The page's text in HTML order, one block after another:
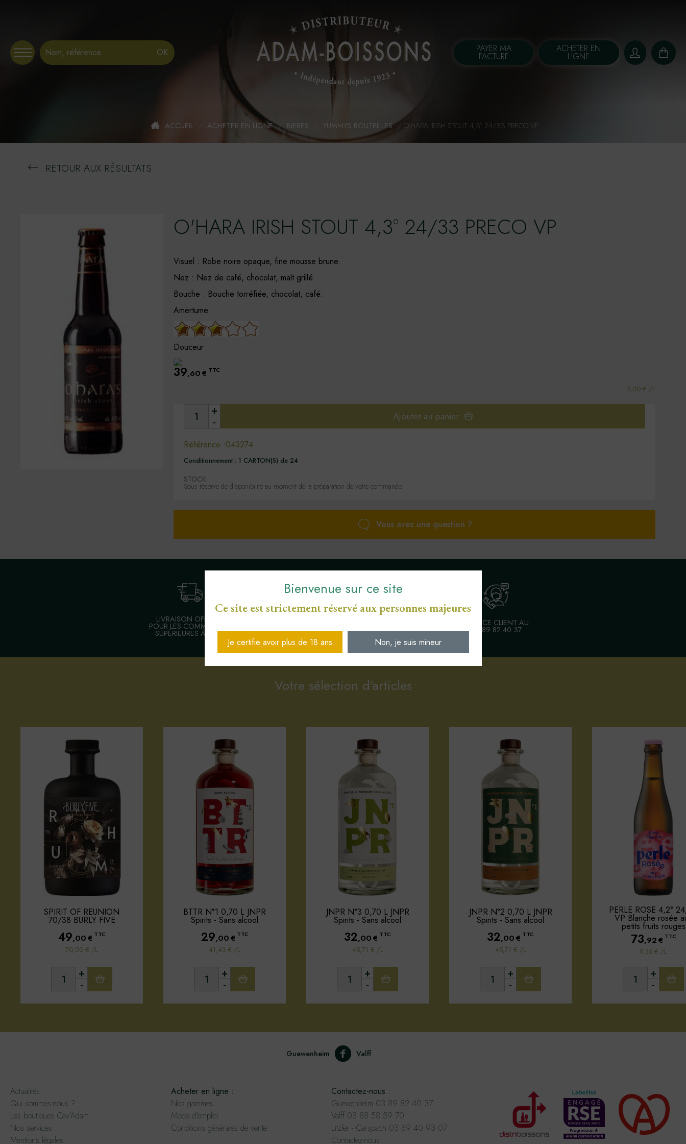
PAYER MA
FACTURE
ACHETER EN
LIGNE
ACCUEIL ACHETER EN LIGNE / BIERES YUMMYS BOUTEILLES / O'HARA IRISH STOUT 4,3° 24/33 PRECO VP
RETOUR AUX RÉSULTATS
O'HARA IRISH STOUT 4,3° 24/33 PRECO VP
Visuel : Robe noire opaque, fine mousse brune.
Nez : Nez de café, chocolat, malt grillé.
Bouche : Bouche torréfiée, chocolat, café.
Amertume
Douceur
39,60€ TTC
5,00 € /L
-
+ Ajouter au panier
Référence :043274
Conditionnement : 1 CARTON(S) de 24
STOCK
Sous réserve de disponibilité au moment de la préparation de votre commande.
Vous avez une question ?
LIVRAISON OFFERTE
POUR LES COMMANDES
SUPÉRIEURES À 30 € DE PROXIMITÉ
SERVICE CLIENT AU
03 89 82 40 37
Votre sélection d'articles
SPIRIT OF REUNION
70/38 BURLY FIVE
49,00€ TTC
70,00 € /L
-
+
BTTR N°1 0,70 L JNPR
Spirits - Sans alcool
29,00€ TTC
41,43 € /L
-
+
JNPR N°3 0,70 L JNPR
Spirits - Sans alcool
32,00€ TTC
45,71 € /L
-
+
JNPR N°2 0,70 L JNPR
Spirits - Sans alcool
32,00€ TTC
45,71 € /L
-
+
PERLE ROSE 4,2°
VP Blanche rosée
petits fruits rouges
73,92€ TTC
9,33 € /L
-
+
Guewenheim Valff
Actualités
Qui sommes-nous ?
Les boutiques Cav'Adam
Nos services
Mentions légales
Acheter en ligne :
Nos gammes
Mode d'emploi
Conditions générales de vente
Contactez-nous :
Guewenheim 03 89 82 40 37
Valff 03 88 58 59 70
Litzler - Carspach 03 89 40 93 07
Contactez-nous
Bienvenue sur ce site
Ce site est strictement réservé aux personnes majeures
Je certifie avoir plus de 18 ans Non, je suis mineur